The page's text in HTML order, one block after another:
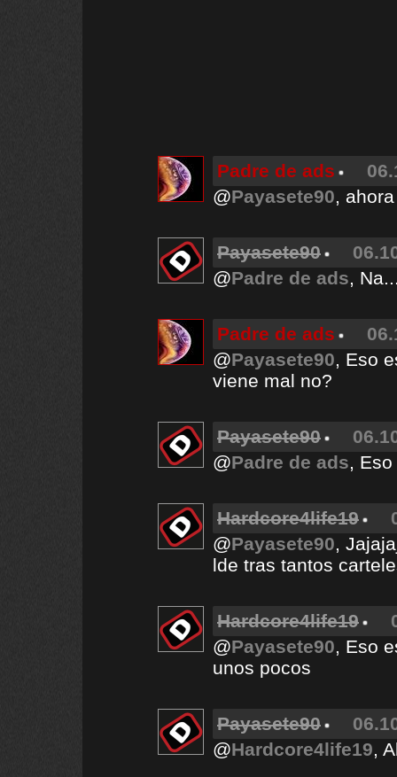
Padre de ads
@Payasete90,
Payasete90
@Padre de ads,
Padre de ads
@Payasete90, Eso
viene mal no?
Payasete90
@Padre de ads,
Hardcore4life19
@Payasete90,
lde tras tantos
Hardcore4life19
@Payasete90, Eso
unos pocos
Payasete90
@Hardcore4life19,